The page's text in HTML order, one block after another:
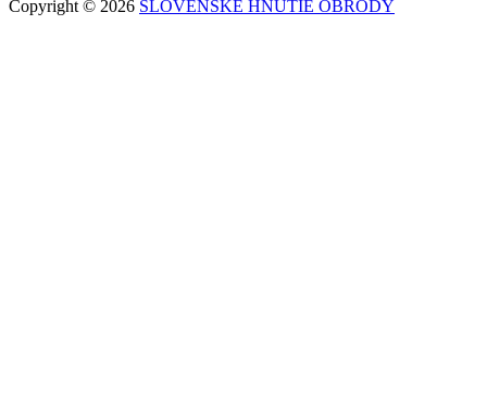
Copyright © 2026 SLOVENSKÉ HNUTIE OBRODY